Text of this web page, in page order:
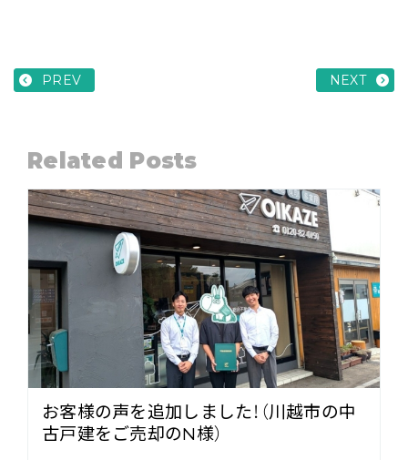
PREV NEXT
Related Posts
お客様の声を追加しました！（川越市の中
古戸建をご売却のN様）